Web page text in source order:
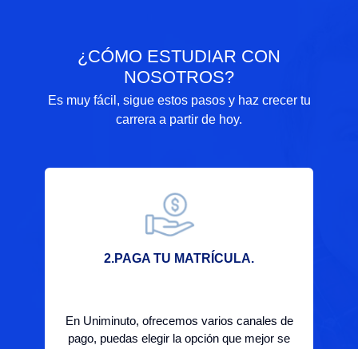
¿CÓMO ESTUDIAR CON
NOSOTROS?
Es muy fácil, sigue estos pasos y haz crecer tu
carrera a partir de hoy.
2.PAGA TU MATRÍCULA.
En Uniminuto, ofrecemos varios canales de
pago, puedas elegir la opción que mejor se